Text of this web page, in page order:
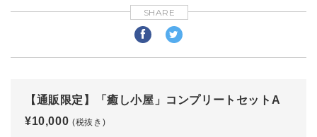
SHARE
【通販限定】「癒し小屋」コンプリートセットA
¥10,000 (税抜き)